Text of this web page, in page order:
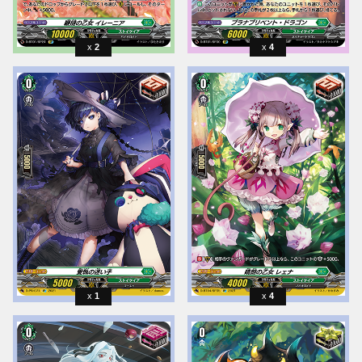
2 4
1 4